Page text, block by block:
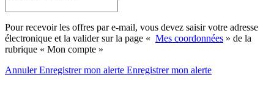
Pour recevoir les offres par e-mail, vous devez saisir votre adresse
électronique et la valider sur la page « Mes coordonnées » de la
rubrique « Mon compte »
AnnulerEnregistrer mon alerte Enregistrermon alerte